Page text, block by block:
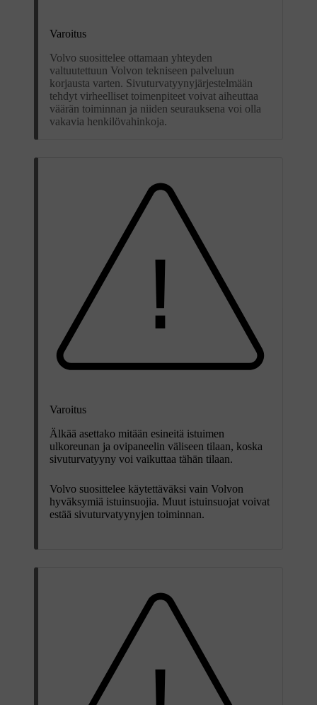
Varoitus
Volvo suosittelee ottamaan yhteyden
valtuutettuun Volvon tekniseen palveluun
korjausta varten. Sivuturvatyynyjärjestelmään
tehdyt virheelliset toimenpiteet voivat aiheuttaa
väärän toiminnan ja niiden seurauksena voi olla
vakavia henkilövahinkoja.
Varoitus
Älkää asettako mitään esineitä istuimen
ulkoreunan ja ovipaneelin väliseen tilaan, koska
sivuturvatyyny voi vaikuttaa tähän tilaan.
Volvo suosittelee käytettäväksi vain Volvon
hyväksymiä istuinsuojia. Muut istuinsuojat voivat
estää sivuturvatyynyjen toiminnan.